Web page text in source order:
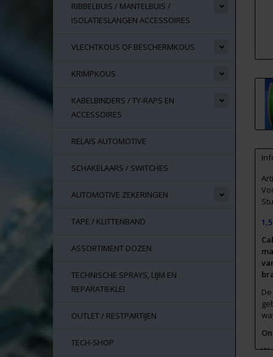
RIBBELBUIS / MANTELBUIS /
ISOLATIESLANGEN ACCESSOIRES
VLECHTKOUS OF BESCHERMKOUS
KRIMPKOUS
KABELBINDERS / TY-RAPS EN
ACCESSOIRES
RELAIS AUTOMOTIVE
SCHAKELAARS / SWITCHES
AUTOMOTIVE ZEKERINGEN
TAPE / KLITTENBAND
ASSORTIMENT DOZEN
TECHNISCHE SPRAYS, LIJM EN
REPARATIEKLEI
OUTLET / RESTPARTIJEN
TECH-SHOP